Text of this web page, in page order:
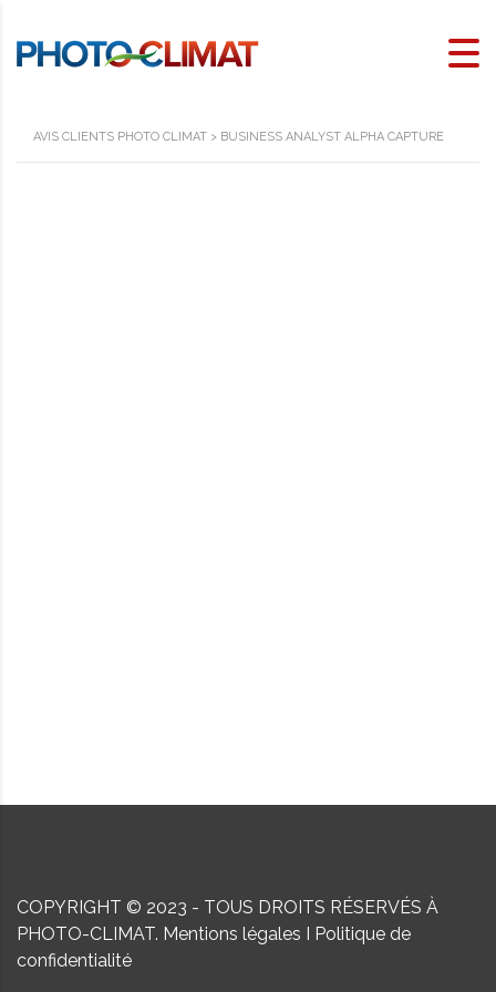
AVIS CLIENTS PHOTO CLIMAT > BUSINESS ANALYST ALPHA CAPTURE
COPYRIGHT © 2023 - TOUS DROITS RÉSERVÉS À
PHOTO-CLIMAT. Mentions légales I Politique de
confidentialité